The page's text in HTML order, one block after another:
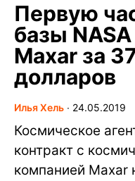
Первую
базы
Maxar за
долларов
Илья Хель ∙ 24.05.2019
Космическое
контракт с
компанией Maxar